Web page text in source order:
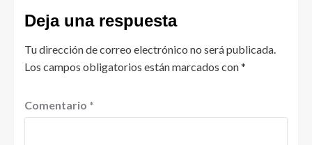
Deja una respuesta
Tu dirección de correo electrónico no será publicada.
Los campos obligatorios están marcados con*
Comentario *